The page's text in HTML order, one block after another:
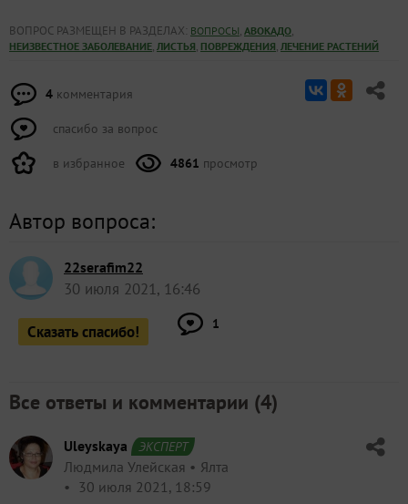
ВОПРОС РАЗМЕЩЕН В РАЗДЕЛАХ: ВОПРОСЫ, АВОКАДО,
НЕИЗВЕСТНОЕ ЗАБОЛЕВАНИЕ, ЛИСТЬЯ, ПОВРЕЖДЕНИЯ, ЛЕЧЕНИЕ РАСТЕНИЙ
4 комментария
спасибо за вопрос
в избранное 4861 просмотр
Автор вопроса:
22serafim22
30 июля 2021, 16:46
Сказать спасибо! 1
Все ответы и комментарии (4)
Uleyskaya ЭКСПЕРТ
Людмила Улейская
Ялта
30 июля 2021, 18:59